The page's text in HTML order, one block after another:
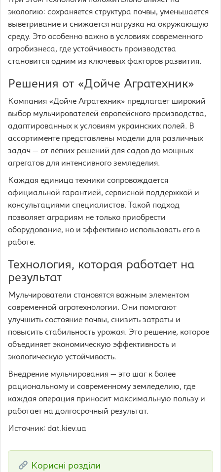
экологию: сохраняется структура почвы, уменьшается
выветривание и снижается нагрузка на окружающую
среду. Это особенно важно в условиях современного
агробизнеса, где устойчивость производства
становится одним из ключевых факторов развития.
Решения от «Дойче Агратехник»
Компания «Дойче Агратехник» предлагает широкий
выбор мульчирователей европейского производства,
адаптированных к условиям украинских полей. В
ассортименте представлены модели для различных
задач — от лёгких решений для садов до мощных
агрегатов для интенсивного земледелия.
Каждая единица техники сопровождается
официальной гарантией, сервисной поддержкой и
консультациями специалистов. Такой подход
позволяет аграриям не только приобрести
оборудование, но и эффективно использовать его в
работе.
Технология, которая работает на
результат
Мульчирователи становятся важным элементом
современной агротехнологии. Они помогают
улучшить состояние почвы, снизить затраты и
повысить стабильность урожая. Это решение, которое
объединяет экономическую эффективность и
экологическую устойчивость.
Внедрение мульчирования — это шаг к более
рациональному и современному земледелию, где
каждая операция приносит максимальную пользу и
работает на долгосрочный результат.
Источник: dat.kiev.ua
Корисні розділи